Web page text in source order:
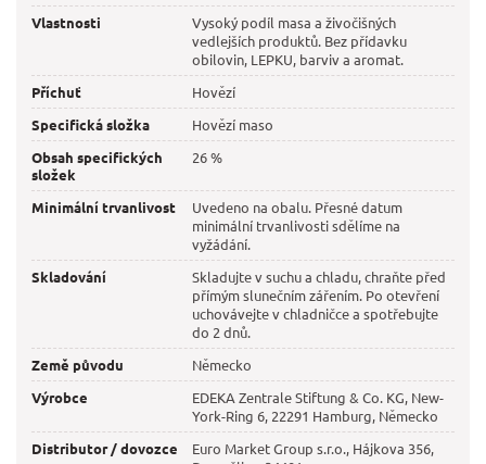
Vlastnosti
Vysoký podíl masa a živočišných
vedlejších produktů. Bez přídavku
obilovin, LEPKU, barviv a aromat.
Příchuť
Hovězí
Specifická složka
Hovězí maso
Obsah specifických
složek
26 %
Minimální trvanlivost
Uvedeno na obalu. Přesné datum
minimální trvanlivosti sdělíme na
vyžádání.
Skladování
Skladujte v suchu a chladu, chraňte před
přímým slunečním zářením. Po otevření
uchovávejte v chladničce a spotřebujte
do 2 dnů.
Země původu
Německo
Výrobce
EDEKA Zentrale Stiftung & Co. KG, New-
York-Ring 6, 22291 Hamburg, Německo
Distributor / dovozce
Euro Market Group s.r.o., Hájkova 356,